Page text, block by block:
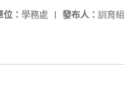
發布人： 訓育組
： 學務處 |